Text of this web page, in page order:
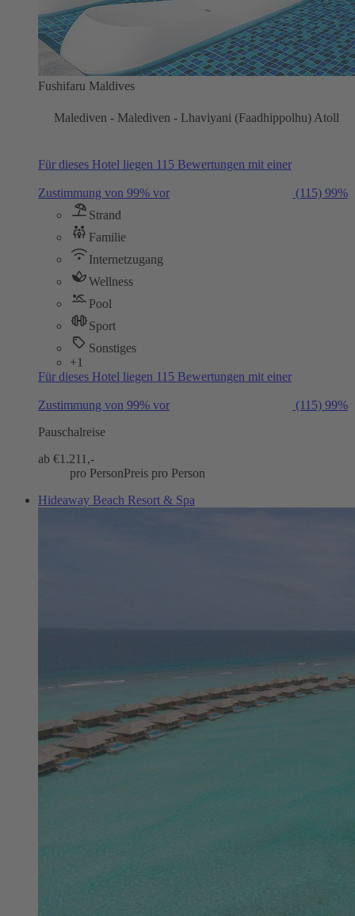
Fushifaru Maldives
Malediven - Malediven - Lhaviyani (Faadhippolhu) Atoll
Für dieses Hotel liegen 115 Bewertungen mit einer
Zustimmung von 99% vor (115) 99%
Strand
Familie
Internetzugang
Wellness
Pool
Sport
Sonstiges
+1
Für dieses Hotel liegen 115 Bewertungen mit einer
Zustimmung von 99% vor (115) 99%
Pauschalreise
ab €1.211,-
pro PersonPreis pro Person
Hideaway Beach Resort & Spa